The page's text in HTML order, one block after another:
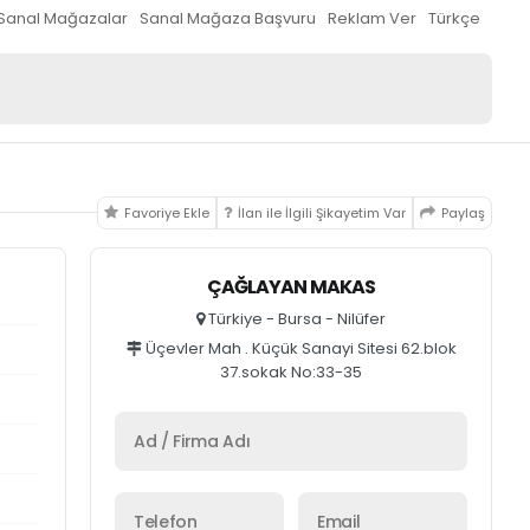
Türkçe
Reklam Ver
Sanal Mağaza Başvuru
Mağazalar
Favoriye Ekle İlan ile İlgili Şikayetim Var Paylaş
ÇAĞLAYAN MAKAS
Türkiye - Bursa - Nilüfer
Üçevler Mah . Küçük Sanayi Sitesi 62.blok
37.sokak No:33-35